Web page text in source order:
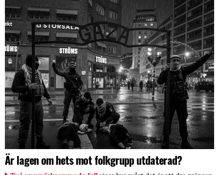
Är lagen om hets mot folkgrupp utdaterad?